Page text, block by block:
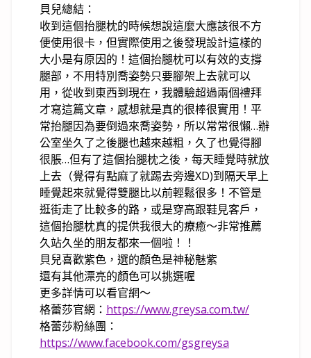
貝兒總結：
收到這個抬腿枕的時候想說這麼大應該很不方
便使用很卡，但實際使用之後發現設計這樣的
大小是有原因的！這個抬腿枕可以有效的支撐
腿部，不用特別喬姿勢只要腳架上去就可以
用，從收到東西到現在，我體驗超過兩個禮拜
才寫這篇文章，感想就是真的很棒很實用！平
常抬腿因為要倒過來喬姿勢，所以常常很懶…辦
公室坐久了之後腿也越來越粗，久了也覺得腳
很脹…但有了這個抬腿枕之後，每天睡覺時就放
上去（覺得有點麻了就踢去旁邊XD)到隔天早上
睡覺起來就覺得雙腿比以前輕鬆很多！不管是
逛街走了比較多的路，或是穿高跟鞋見客戶，
這個抬腿枕真的提供我很大的療癒～非常推薦
久站久坐的朋友都來一個啦！！
貝兒喜歡紫色，選的顏色是神秘魅紫
還有其他漂亮的顏色可以挑選喔
更多詳情可以看官網～
格蕾莎官網： https://www.greysa.com.tw/
格蕾莎粉絲團：
https://www.facebook.com/gsgreysa